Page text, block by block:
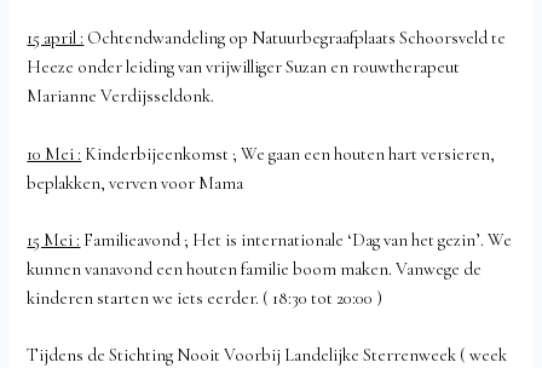
15 april : Ochtendwandeling op Natuurbegraafplaats Schoorsveld te
Heeze onder leiding van vrijwilliger Suzan en rouwtherapeut
Marianne Verdijsseldonk.
10 Mei : Kinderbijeenkomst ; We gaan een houten hart versieren,
beplakken, verven voor Mama
15 Mei : Familieavond ; Het is internationale ‘Dag van het gezin’. We
kunnen vanavond een houten familie boom maken. Vanwege de
kinderen starten we iets eerder. ( 18:30 tot 20:00 )
Tijdens de Stichting Nooit Voorbij Landelijke Sterrenweek ( week